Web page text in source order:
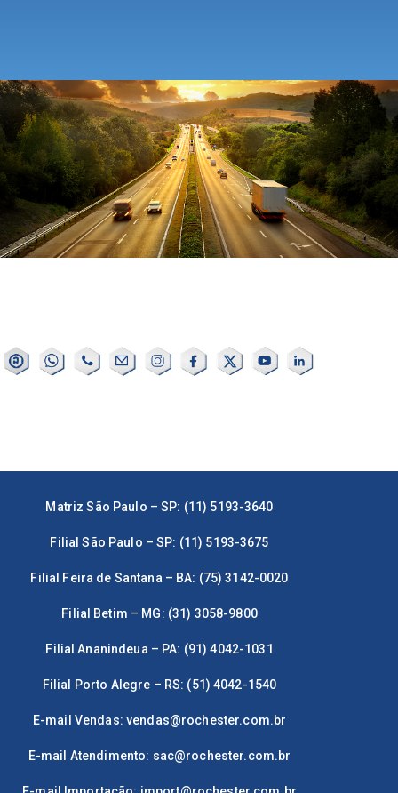
Matriz São Paulo – SP: (11) 5193-3640
Filial São Paulo – SP: (11) 5193-3675
Filial Feira de Santana – BA: (75) 3142-0020
Filial Betim – MG: (31) 3058-9800
Filial Ananindeua – PA: (91) 4042-1031
Filial Porto Alegre – RS: (51) 4042-1540
E-mail Vendas: vendas@rochester.com.br
E-mail Atendimento: sac@rochester.com.br